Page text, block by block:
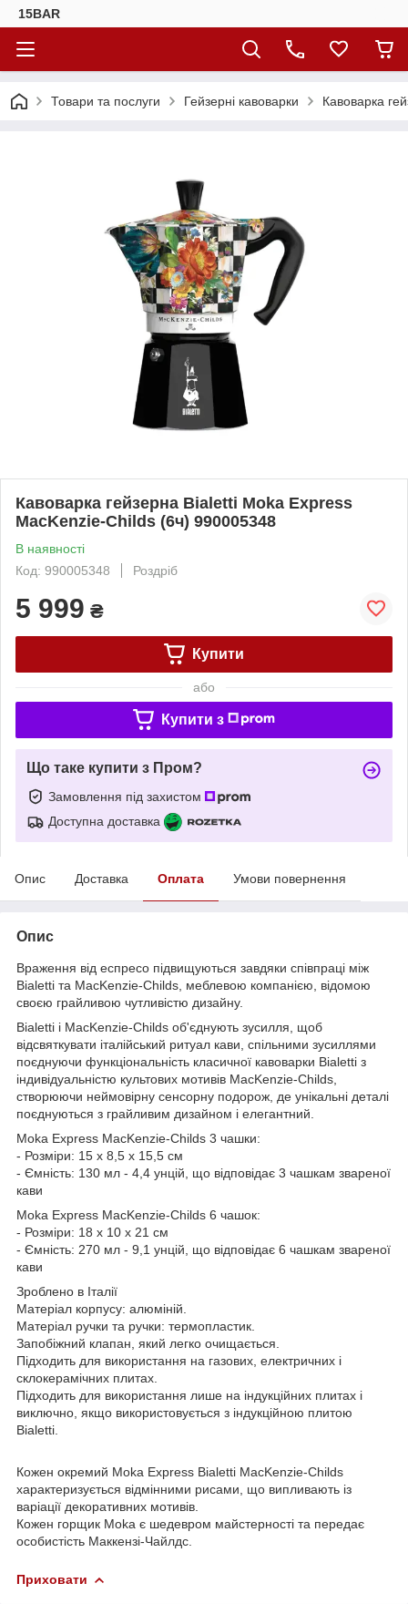
15BAR
Товари та послуги Гейзерні кавоварки Кавоварка
Кавоварка гейзерна Bialetti Moka Express
MacKenzie-Childs (6ч) 990005348
В наявності
Код: 990005348
Роздріб
5 999 ₴
Купити
або
Купити з
Що таке купити з Пром?
Замовлення під захистом
Доступна доставка
Опис Доставка Оплата Умови повернення
Опис
Враження від еспресо підвищуються завдяки співпраці між
Bialetti та MacKenzie-Childs, меблевою компанією, відомою
своєю грайливою чутливістю дизайну.
Bialetti і MacKenzie-Childs об'єднують зусилля, щоб
відсвяткувати італійський ритуал кави, спільними зусиллями
поєднуючи функціональність класичної кавоварки Bialetti з
індивідуальністю культових мотивів MacKenzie-Childs,
створюючи неймовірну сенсорну подорож, де унікальні деталі
поєднуються з грайливим дизайном і елегантний.
Moka Express MacKenzie-Childs 3 чашки:
- Розміри: 15 х 8,5 х 15,5 см
- Ємність: 130 мл - 4,4 унцій, що відповідає 3 чашкам звареної
кави
Moka Express MacKenzie-Childs 6 чашок:
- Розміри: 18 х 10 х 21 см
- Ємність: 270 мл - 9,1 унцій, що відповідає 6 чашкам звареної
кави
Зроблено в Італії
Матеріал корпусу: алюміній.
Матеріал ручки та ручки: термопластик.
Запобіжний клапан, який легко очищається.
Підходить для використання на газових, електричних і
склокерамічних плитах.
Підходить для використання лише на індукційних плитах і
виключно, якщо використовується з індукційною плитою
Bialetti.
Кожен окремий Moka Express Bialetti MacKenzie-Childs
характеризується відмінними рисами, що випливають із
варіації декоративних мотивів.
Кожен горщик Moka є шедевром майстерності та передає
особистість Маккензі-Чайлдс.
Приховати